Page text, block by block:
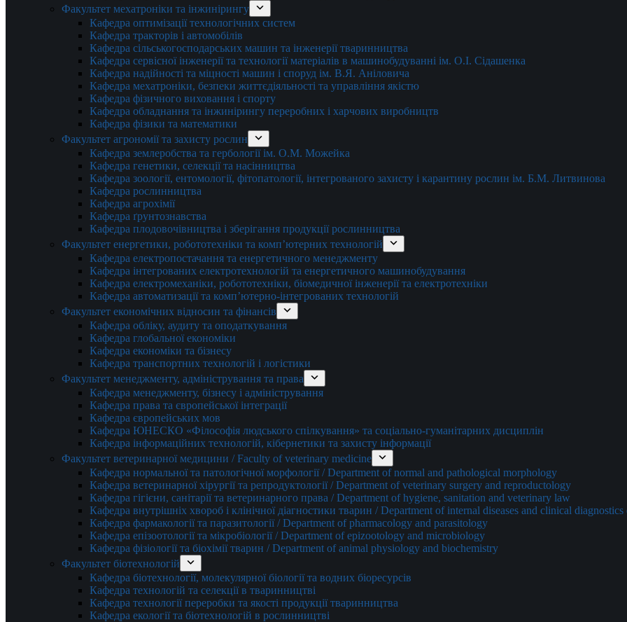
Факультет мехатроніки та інжинірингу
Кафедра оптимізації технологічних систем
Кафедра тракторів і автомобілів
Кафедра сільськогосподарських машин та інженерії тваринництва
Кафедра cервісної інженерії та технології матеріалів в машинобудуванні ім. О.І. Сідашенка
Кафедра надійності та міцності машин і споруд ім. В.Я. Аніловича
Кафедра мехатроніки, безпеки життєдіяльності та управління якістю
Кафедра фізичного виховання і спорту
Кафедра обладнання та інжинірингу переробних і харчових виробництв
Кафедра фізики та математики
Факультет агрономії та захисту рослин
Кафедра землеробства та гербології ім. О.М. Можейка
Кафедра генетики, селекції та насінництва
Кафедра зоології, ентомології, фітопатології, інтегрованого захисту і карантину рослин ім. Б.М. Литвинова
Кафедра рослинництва
Кафедра агрохімії
Кафедра ґрунтознавства
Кафедра плодовочівництва і зберігання продукції рослинництва
Факультет енергетики, робототехніки та комп’ютерних технологій
Кафедра електропостачання та енергетичного менеджменту
Кафедра інтегрованих електротехнологій та енергетичного машинобудування
Кафедра електромеханіки, робототехніки, біомедичної інженерії та електротехніки
Кафедра автоматизації та комп’ютерно-інтегрованих технологій
Факультет економічних відносин та фінансів
Кафедра обліку, аудиту та оподаткування
Кафедра глобальної економіки
Кафедра економіки та бізнесу
Кафедра транспортних технологій і логістики
Факультет менеджменту, адміністрування та права
Кафедра менеджменту, бізнесу і адміністрування
Кафедра права та європейської інтеграції
Кафедра європейських мов
Кафедра ЮНЕСКО «Філософія людського спілкування» та соціально-гуманітарних дисциплін
Кафедра інформаційних технологій, кібернетики та захисту інформації
Факультет ветеринарної медицини / Faculty of veterinary medicine
Кафедра нормальної та патологічної морфології / Department of normal and pathological morphology
Кафедра ветеринарної хірургії та репродуктології / Department of veterinary surgery and reproductology
Кафедра гігієни, санітарії та ветеринарного права / Department of hygiene, sanitation and veterinary law
Кафедра внутрішніх хвороб і клінічної діагностики тварин / Department of internal diseases and clinical
Кафедра фармакології та паразитології / Department of pharmacology and parasitology
Кафедра епізоотології та мікробіології / Department of epizootology and microbiology
Кафедра фізіології та біохімії тварин / Department of animal physiology and biochemistry
Факультет біотехнологій
Кафедра біотехнології, молекулярної біології та водних біоресурсів
Кафедра технологій та селекції в тваринництві
Кафедра технології переробки та якості продукції тваринництва
Кафедра екології та біотехнологій в рослинництві